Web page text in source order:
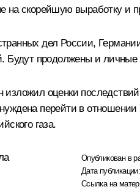
на скорейшую выработку и
дел России,
Будут продолжены и личные
оценки
перейти в отношении
газа.
Опубликован в
Дата публикации:
Ссылка на